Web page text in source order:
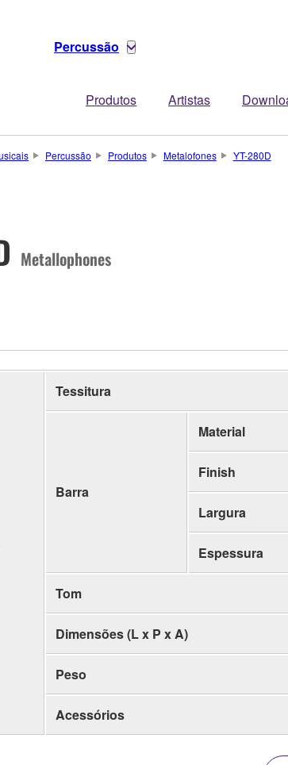
Percussão
Produtos Artistas
Percussão Produtos Metalofones YT-280D
Metallophones
Tessitura
Barra
Material
Finish
Largura
Espessura
Tom
Dimensões (L x P x A)
Peso
Acessórios